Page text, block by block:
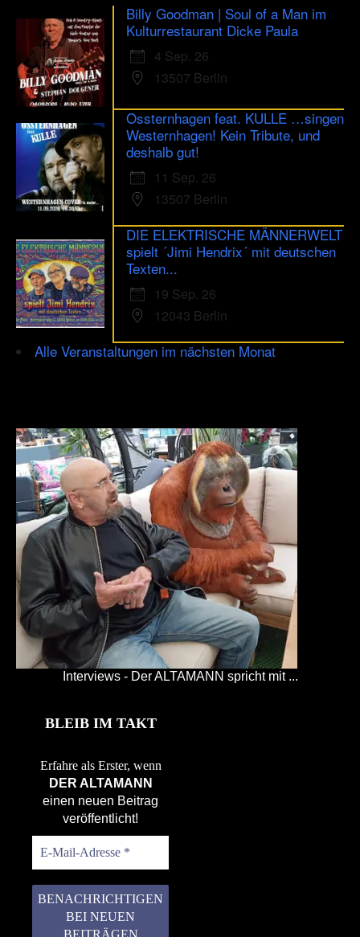
Billy Goodman | Soul of a Man im
Kulturrestaurant Dicke Paula
4 Sep. 26
13507 Berlin
Ossternhagen feat. KULLE …singen
Westernhagen! Kein Tribute, und
deshalb gut!
11 Sep. 26
13507 Berlin
DIE ELEKTRISCHE MÄNNERWELT
spielt ´Jimi Hendrix´ mit deutschen
Texten...
19 Sep. 26
12043 Berlin
Alle Veranstaltungen im nächsten Monat
Interviews - Der ALTAMANN spricht mit ...
BLEIB IM TAKT
Erfahre als Erster, wenn
DER ALTAMANN
einen neuen Beitrag
veröffentlicht!